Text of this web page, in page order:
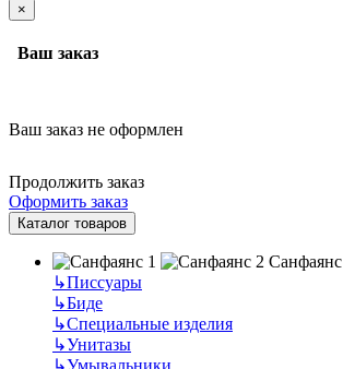
×
Ваш заказ
Ваш заказ не оформлен
Продолжить заказ
Оформить заказ
Каталог товаров
Санфаянс
↳Писсуары
↳Биде
↳Специальные изделия
↳Унитазы
↳Умывальники